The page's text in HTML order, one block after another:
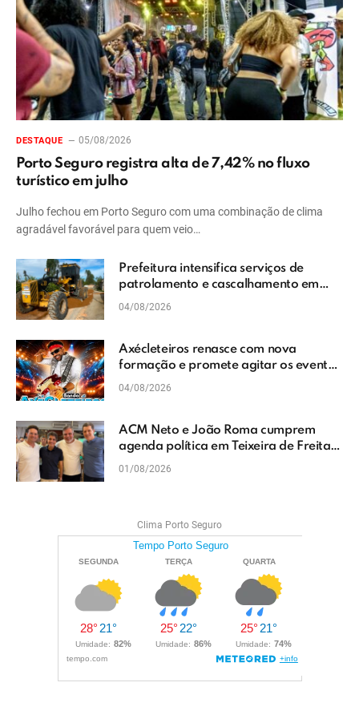
DESTAQUE 05/08/2026
Porto Seguro registra alta de 7,42% no fluxo
turístico em julho
Julho fechou em Porto Seguro com uma combinação de clima
agradável favorável para quem veio…
Prefeitura intensifica serviços de
patrolamento e cascalhamento em
Vera Cruz
04/08/2026
Axécleteiros renasce com nova
formação e promete agitar os eventos
do Extremo Sul da Bahia
04/08/2026
ACM Neto e João Roma cumprem
agenda política em Teixeira de Freitas
e reforçam projeto para o Extremo Sul
01/08/2026
Clima Porto Seguro